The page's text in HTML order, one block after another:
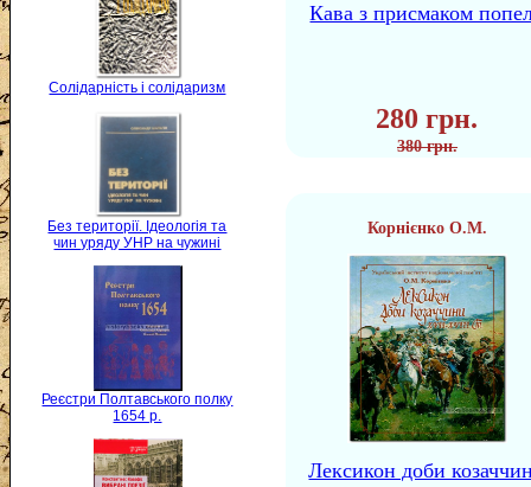
Солідарність і солідаризм
Без території. Ідеологія та
чин уряду УНР на чужині
Реєстри Полтавського полку
1654 р.
Кава з присмаком
280 грн.
380 грн.
Корнієнко О.М.
Лексикон доби